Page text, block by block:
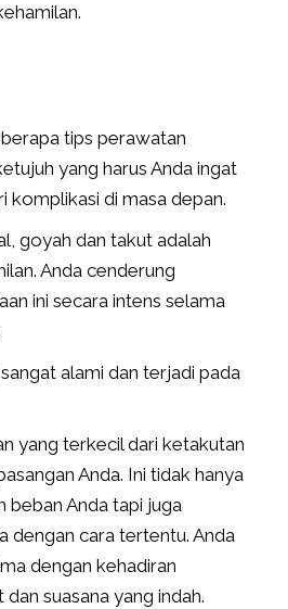
tips perawatan
yang harus Anda ingat
komplikasi di masa depan.
goyah dan takut adalah
Anda cenderung
ini secara intens selama
alami dan terjadi pada
yang terkecil dari ketakutan
Anda. Ini tidak hanya
beban Anda tapi juga
dengan cara tertentu. Anda
dengan kehadiran
suasana yang indah.